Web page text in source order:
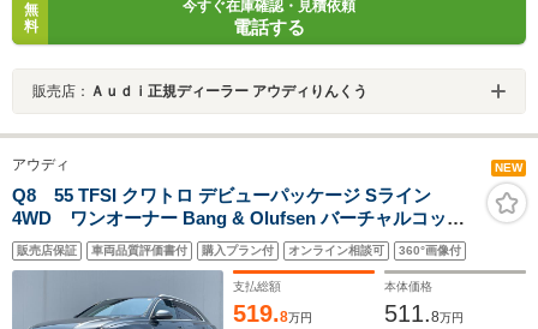
無
料
今すぐ在庫確認・見積依頼
電話する
販売店： Ａｕｄｉ正規ディーラー アウディりんくう
アウディ NEW
Q8 55 TFSI クワトロ デビューパッケージ Sライン
4WD ワンオーナー Bang & Olufsen バーチャルコック
ピット マトリクスLED 360度カメラ 22インチアルミホイ
ール ハーフレザーシート シートヒーター ACC 電動リア
ゲート BSM ETC 禁煙車 純正ナビ フルセグTV
販売店保証 車両品質評価書付 購入プラン付 オンライン相談可 360°画像付
支払総額
519.8万円
本体価格
511.8万円